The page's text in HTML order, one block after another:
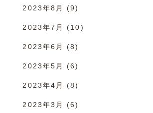
2023年8月 (9)
2023年7月 (10)
2023年6月 (8)
2023年5月 (6)
2023年4月 (8)
2023年3月 (6)